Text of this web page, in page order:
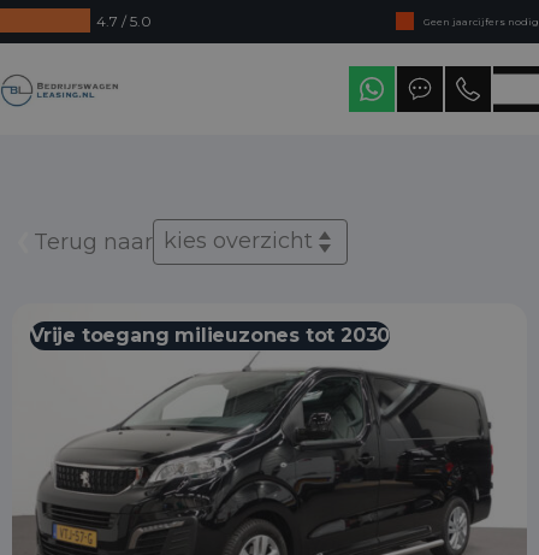
4.7 / 5.0
Geen jaarcijfers nodig
Direct uit voorraad leverbaar
Levering in heel Nederland
Terug naar kies overzicht
Vrije toegang milieuzones tot 2030